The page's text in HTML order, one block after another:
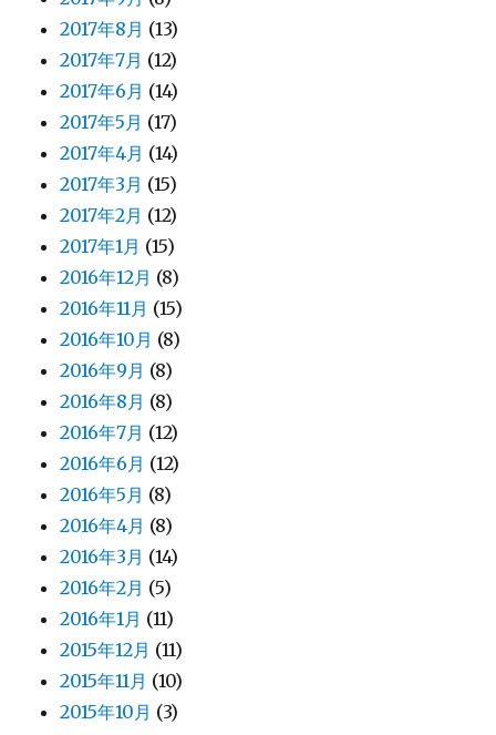
2017年8月 (13)
2017年7月 (12)
2017年6月 (14)
2017年5月 (17)
2017年4月 (14)
2017年3月 (15)
2017年2月 (12)
2017年1月 (15)
2016年12月 (8)
2016年11月 (15)
2016年10月 (8)
2016年9月 (8)
2016年8月 (8)
2016年7月 (12)
2016年6月 (12)
2016年5月 (8)
2016年4月 (8)
2016年3月 (14)
2016年2月 (5)
2016年1月 (11)
2015年12月 (11)
2015年11月 (10)
2015年10月 (3)